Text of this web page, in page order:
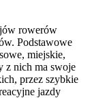
rowerów
Podstawowe
miejskie,
z nich ma swoje
przez szybkie
jazdy